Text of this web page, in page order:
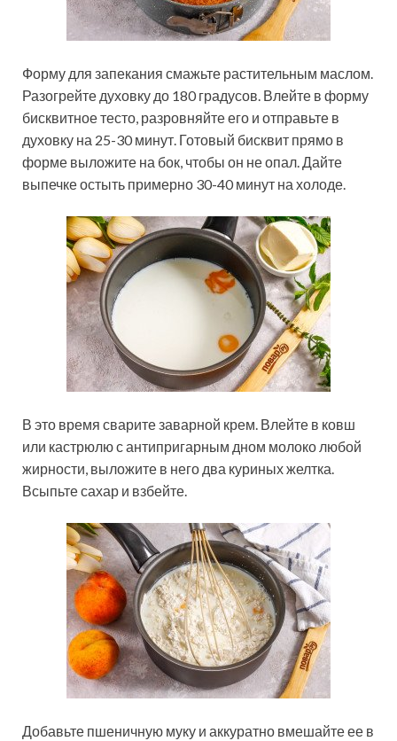
Форму для запекания смажьте растительным маслом.
Разогрейте духовку до 180 градусов. Влейте в форму
бисквитное тесто, разровняйте его и отправьте в
духовку на 25-30 минут. Готовый бисквит прямо в
форме выложите на бок, чтобы он не опал. Дайте
выпечке остыть примерно 30-40 минут на холоде.
В это время сварите заварной крем. Влейте в ковш
или кастрюлю с антипригарным дном молоко любой
жирности, выложите в него два куриных желтка.
Всыпьте сахар и взбейте.
Добавьте пшеничную муку и аккуратно вмешайте ее в